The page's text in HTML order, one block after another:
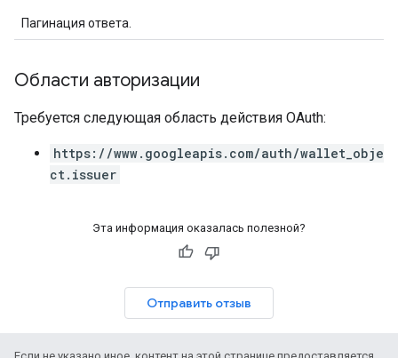
Пагинация ответа.
Области авторизации
Требуется следующая область действия OAuth:
https://www.googleapis.com/auth/wallet_obje
ct.issuer
Эта информация оказалась полезной?
Отправить отзыв